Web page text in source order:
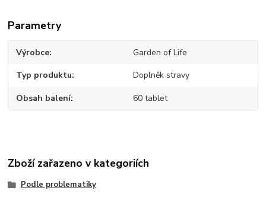
Parametry
Výrobce Garden of Life
Typ produktu Doplněk stravy
Obsah balení 60 tablet
Zboží zařazeno v kategoriích
Podle problematiky